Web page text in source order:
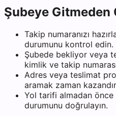
Şubeye Gitmeden
Takip numaranızı
durumunu kontrol edin.
Şubede bekliyor veya
kimlik ve takip
Adres veya teslimat
aramak zaman
Yol tarifi almadan önce
durumunu doğrulayın.